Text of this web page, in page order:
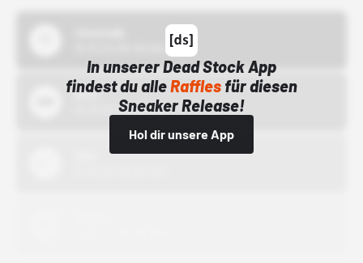
In unserer Dead Stock App
findest du alleRafflesfür diesen
Sneaker Release!
Hol dir unsere App
Bstn
01.10.22 00:00 Uhr